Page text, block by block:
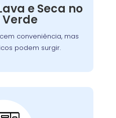
e Seca no
conveniência, mas
podem surgir.
e secas sem